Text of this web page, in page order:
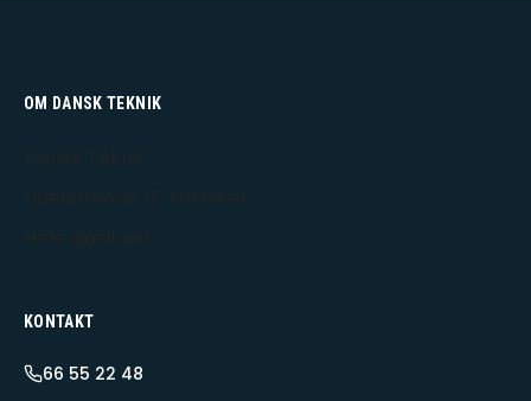
OM DANSK TEKNIK
KONTAKT
66 55 22 48